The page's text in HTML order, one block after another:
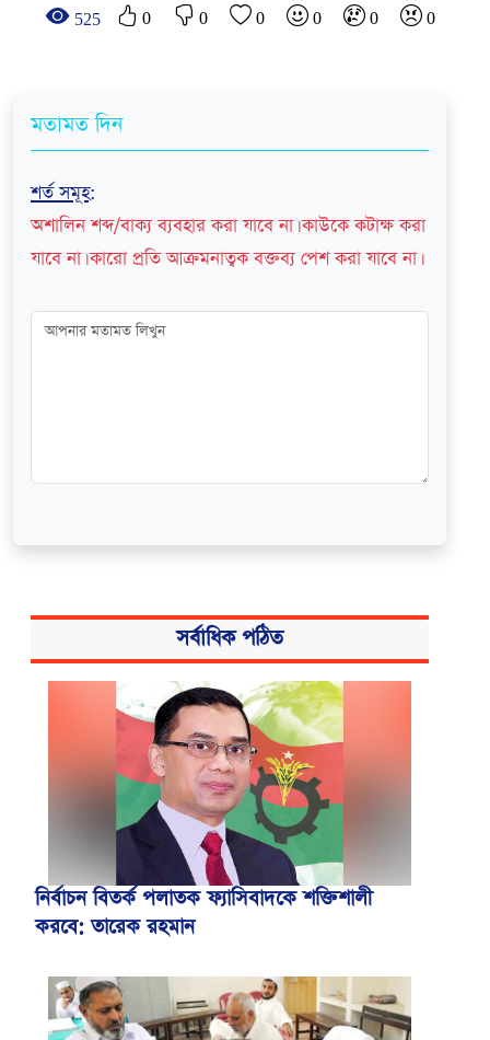
525 0 0 0 0 0 0
মতামত দিন
শর্ত সমূহ:
অশালিন শব্দ/বাক্য ব্যবহার করা যাবে না। কাউকে কটাক্ষ করা
যাবে না। কারো প্রতি আক্রমনাত্বক বক্তব্য পেশ করা যাবে না।
সর্বাধিক পঠিত
নির্বাচন বিতর্ক পলাতক ফ্যাসিবাদকে শক্তিশালী
করবে: তারেক রহমান